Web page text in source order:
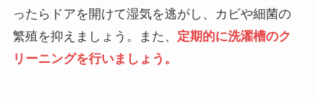
ったらドアを開けて湿気を逃がし、カビや細菌の
繁殖を抑えましょう。また、 定期的に洗濯槽のク
リーニングを行いましょう。